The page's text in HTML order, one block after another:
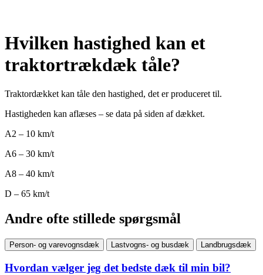
Hvilken hastighed kan et
traktortrækdæk tåle?
Traktordækket kan tåle den hastighed, det er produceret til.
Hastigheden kan aflæses – se data på siden af dækket.
A2 – 10 km/t
A6 – 30 km/t
A8 – 40 km/t
D – 65 km/t
Andre ofte stillede spørgsmål
Person- og varevognsdæk Lastvogns- og busdæk Landbrugsdæk
Hvordan vælger jeg det bedste dæk til min bil?